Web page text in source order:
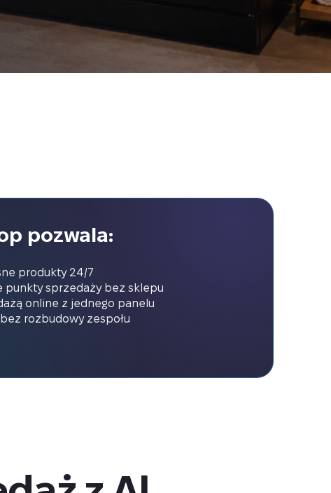
pozwala:
produkty 24/7
punkty sprzedaży bez sklepu
online z jednego panelu
rozbudowy zespołu